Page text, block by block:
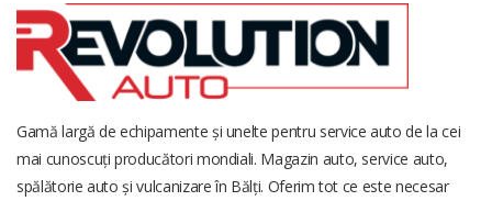
Gamă largă de echipamente și unelte pentru service auto de la cei
mai cunoscuți producători mondiali. Magazin auto, service auto,
spălătorie auto și vulcanizare în Bălți. Oferim tot ce este necesar